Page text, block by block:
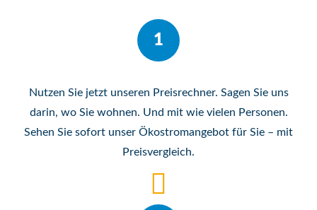
1
Nutzen Sie jetzt unseren Preisrechner. Sagen Sie uns
darin, wo Sie wohnen. Und mit wie vielen Personen.
Sehen Sie sofort unser Ökostromangebot für Sie – mit
Preisvergleich.